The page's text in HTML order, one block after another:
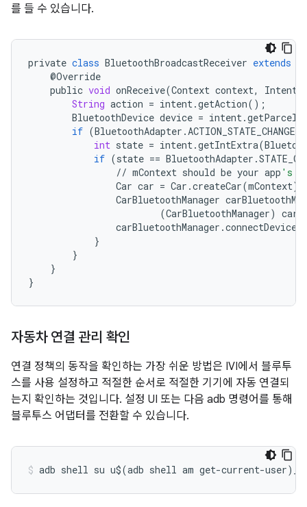
를 들 수 있습니다.
private class BluetoothBroadcastReceiver extends
@Override
public void onReceive(Context context, Intent
String action = intent.getAction();
BluetoothDevice device = intent.
if (BluetoothAdapter .ACTION_STATE_CHANGED
int state = intent.getIntExtra(
if (state == BluetoothAdapter .STATE_ON
// mContext should be your app 's
Car car = Car .createCar(mContext);
CarBluetoothManager
(CarBluetoothManager) car
carBluetoothManager .connectDevices
}
}
}
}
자동차 연결 관리 확인
연결 정책의 동작을 확인하는 가장 쉬운 방법은 IVI에서 블루투
스를 사용 설정하고 적절한 순서로 적절한 기기에 자동 연결되
는지 확인하는 것입니다. 설정 UI 또는 다음 adb 명령어를 통해
블루투스 어댑터를 전환할 수 있습니다.
adb shell su u$(adb shell am get-current-